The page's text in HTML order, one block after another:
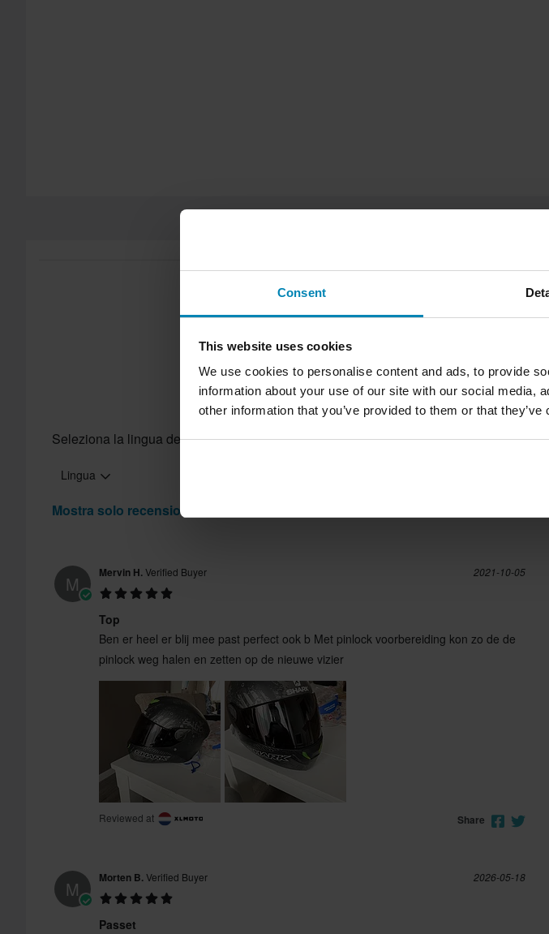
Consent
This website uses cookies
We use cookies to personalise content and ads, to provide
information about your use of our site with our social media,
other information that you’ve provided to them or that
4.5
22 Reviews
Seleziona la lingua delle recensioni
Lingua
Mostra solo recensioni in italiano
M Mervin H.Verified Buyer 2021-10-05
Top
Ben er heel er blij mee past perfect ook b Met pinlock voorbereiding kon zo de de
pinlock weg halen en zetten op de nieuwe vizier
Reviewed at Share
M Morten B.Verified Buyer 2026-05-18
Passet